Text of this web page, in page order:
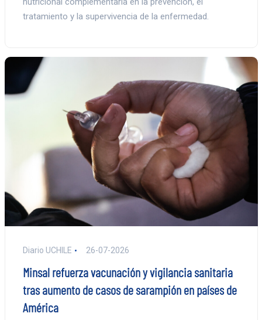
tratamiento y la supervivencia de la enfermedad.
Diario UCHILE 26-07-2026
Minsal refuerza vacunación y vigilancia sanitaria
tras aumento de casos de sarampión en países de
América